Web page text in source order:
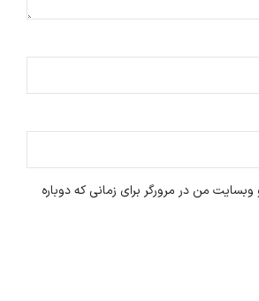
وبسایت من در مرورگر برای زمانی که دوباره